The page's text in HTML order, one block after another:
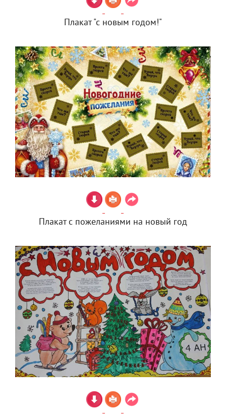
Плакат "с новым годом!"
Плакат с пожеланиями на новый год